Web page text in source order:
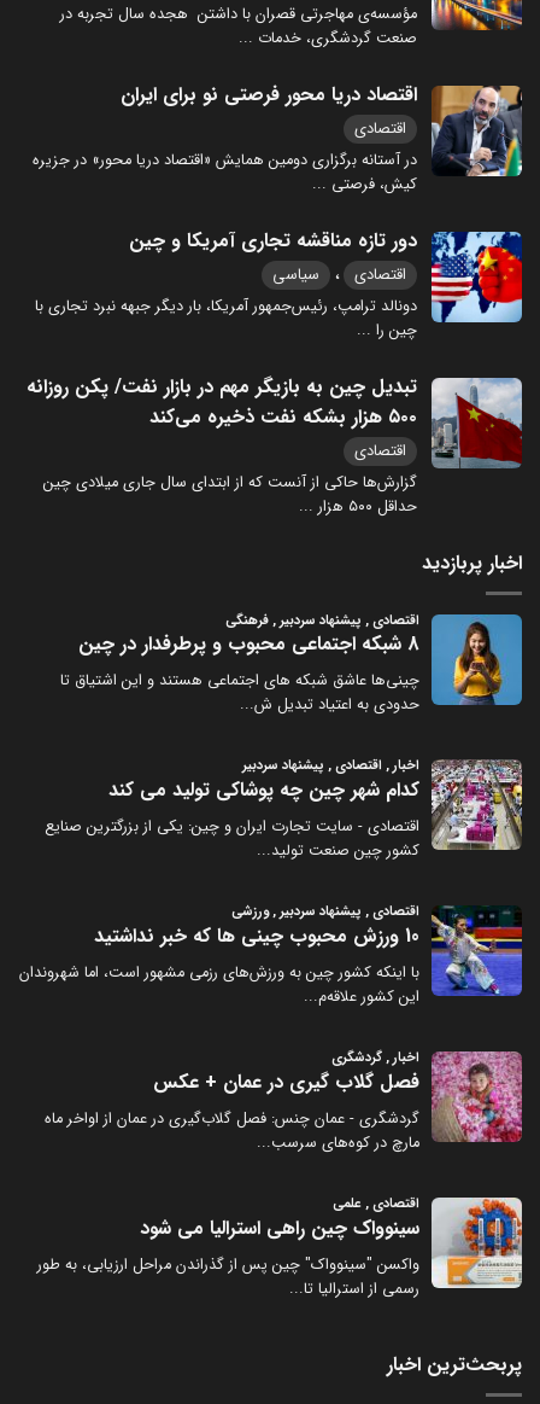
مؤسسه‌ی مهاجرتی قصران با داشتن هجده سال تجربه در
صنعت گردشگری، خدمات ...
اقتصاد دریا محور فرصتی نو برای ایران
اقتصادی
در آستانه برگزاری دومین همایش «اقتصاد دریا محور» در جزیره
کیش، فرصتی ...
دور تازه مناقشه تجاری آمریکا و چین
اقتصادی ، سیاسی
دونالد ترامپ، رئیس‌جمهور آمریکا، بار دیگر جبهه نبرد تجاری با
چین را ...
تبدیل چین به بازیگر مهم در بازار نفت/ پکن روزانه
۵۰۰ هزار بشکه نفت ذخیره می‌کند
اقتصادی
گزارش‌ها حاکی از آنست که از ابتدای سال جاری میلادی چین
حداقل ۵۰۰ هزار
...
اخبار پربازدید
پربحث‌ترین اخبار